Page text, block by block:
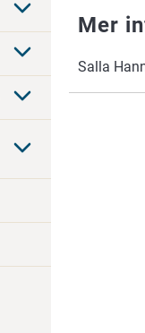
Mer
Salla